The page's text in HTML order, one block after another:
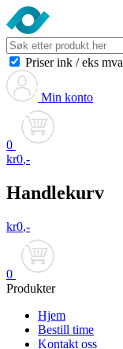
Priser ink / eks mva
Min konto
0
kr0,-
Handlekurv
kr0,-
0
Produkter
Hjem
Bestill time
Kontakt oss